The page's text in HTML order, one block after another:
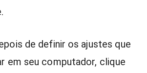
de definir os ajustes que
em seu computador, clique